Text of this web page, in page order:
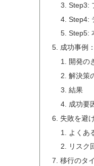
Step3:
Step4:
Step5:
成功事例
開発の
解決策
結果
成功要
失敗を避
よくあ
リスク
移行のタ